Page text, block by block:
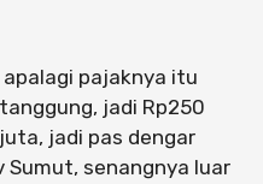
apalagi pajaknya itu
jadi Rp250
jadi pas dengar
Sumut, senangnya luar